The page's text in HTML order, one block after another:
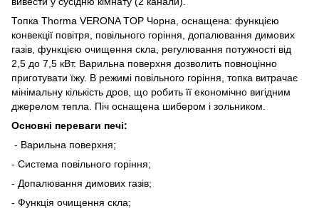
Топка Thorma VERONA TOP Чорна, оснащена: функцією
конвекції повітря, повільного горіння, допалювання димових
газів, функцією очищення скла, регулювання потужності від
2,5 до 7,5 кВт. Варильна поверхня дозволить повноцінно
приготувати їжу. В режимі повільного горіння, топка витрачає
мінімальну кількість дров, що робить її економічно вигідним
джерелом тепла. Піч оснащена шибером і зольником.
Основні переваги печі:
- Варильна поверхня;
- Система повільного горіння;
- Допалювання димових газів;
- Функція очищення скла;